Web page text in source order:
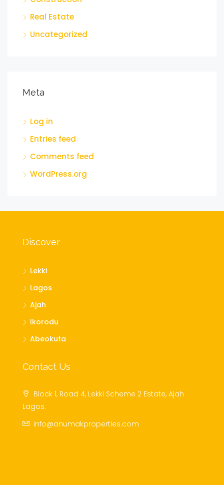
Real Estate
Uncategorized
Meta
Log in
Entries feed
Comments feed
WordPress.org
Discover
Lekki
Lagos
Ajah
Ikorodu
Abeokuta
Contact Us
Block 1, Road 4, Lekki Scheme 2 Estate, Ajah
Lagos.
info@anumakproperties.com